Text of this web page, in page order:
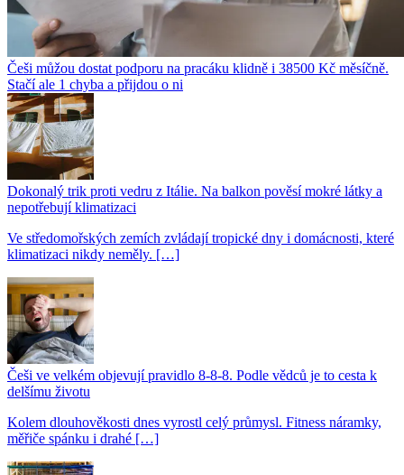
Češi můžou dostat podporu na pracáku klidně i 38500 Kč měsíčně.
Stačí ale 1 chyba a přijdou o ni
Dokonalý trik proti vedru z Itálie. Na balkon pověsí mokré látky a
nepotřebují klimatizaci
Ve středomořských zemích zvládají tropické dny i domácnosti, které
klimatizaci nikdy neměly. […]
Češi ve velkém objevují pravidlo 8-8-8. Podle vědců je to cesta k
delšímu životu
Kolem dlouhověkosti dnes vyrostl celý průmysl. Fitness náramky,
měřiče spánku i drahé […]